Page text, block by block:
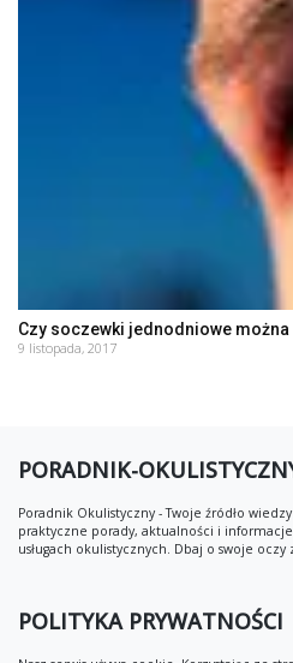
Czy soczewki jednodniowe można
9 listopada, 2017
PORADNIK-
Poradnik Okulistyczny - Twoje źródło
praktyczne porady, aktualności i
usługach okulistycznych. Dbaj o swoje oczy
POLITYKA PRYWATNOŚCI